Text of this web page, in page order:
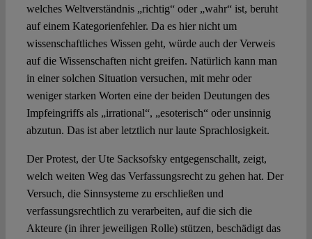
welches Weltverständnis „richtig“ oder „wahr“ ist, beruht
auf einem Kategorienfehler. Da es hier nicht um
wissenschaftliches Wissen geht, würde auch der Verweis
auf die Wissenschaften nicht greifen. Natürlich kann man
in einer solchen Situation versuchen, mit mehr oder
weniger starken Worten eine der beiden Deutungen des
Impfeingriffs als „irrational“, „esoterisch“ oder unsinnig
abzutun. Das ist aber letztlich nur laute Sprachlosigkeit.
Der Protest, der Ute Sacksofsky entgegenschallt, zeigt,
welch weiten Weg das Verfassungsrecht zu gehen hat. Der
Versuch, die Sinnsysteme zu erschließen und
verfassungsrechtlich zu verarbeiten, auf die sich die
Akteure (in ihrer jeweiligen Rolle) stützen, beschädigt das